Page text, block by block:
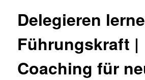
Delegieren
Führungskraft |
Coaching für